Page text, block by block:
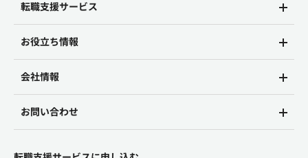
転職支援サービス
お役立ち情報
会社情報
お問い合わせ